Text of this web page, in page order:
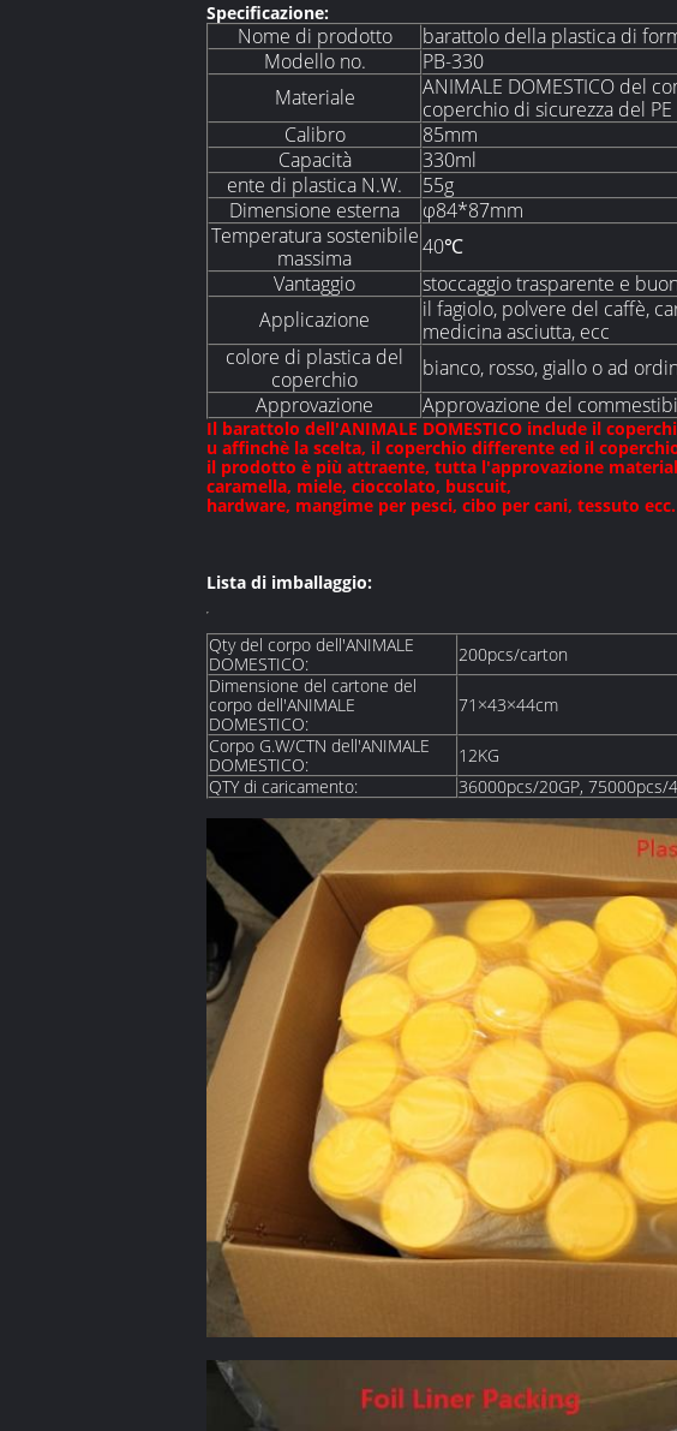
Specificazione:
Nome di prodotto
barattolo della plastica di
Modello no.
PB-330
Materiale
ANIMALE DOMESTICO del
coperchio di sicurezza del PE
Calibro
85mm
Capacità
330ml
ente di plastica N.W.
55g
Dimensione esterna
φ84*87mm
Temperatura sostenibile
massima
40℃
Vantaggio
stoccaggio trasparente e
Applicazione
il fagiolo, polvere del caffè,
medicina asciutta, ecc
colore di plastica del
coperchio
bianco, rosso, giallo o ad
Approvazione
Approvazione del
Il barattolo dell'ANIMALE DOMESTICO include il
u affinchè la scelta, il coperchio differente ed il
il prodotto è più attraente, tutta l'approvazione
caramella, miele, cioccolato, buscuit,
hardware, mangime per pesci, cibo per cani, tessuto ecc.
Lista di imballaggio:
Qty del corpo dell'ANIMALE
DOMESTICO:
200pcs/carton
Dimensione del cartone del
corpo dell'ANIMALE
DOMESTICO:
71×43×44cm
Corpo G.W/CTN dell'ANIMALE
DOMESTICO:
12KG
QTY di caricamento:
36000pcs/20GP, 75000pcs/